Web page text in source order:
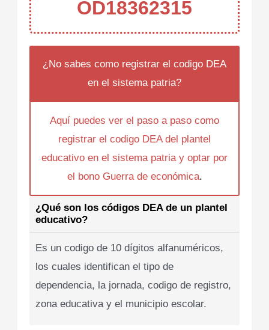
OD18362315
¿No sabes como registrar el codigo DEA
en el sistema patria?
Aquí puedes ver el paso a paso como
registrar el codigo DEA del plantel
educativo en el sistema patria y optar por
el bono Guerra de económica.
¿Qué son los códigos DEA de un plantel
educativo?
Es un codigo de 10 dígitos alfanuméricos,
los cuales identifican el tipo de
dependencia, la jornada, codigo de registro,
zona educativa y el municipio escolar.